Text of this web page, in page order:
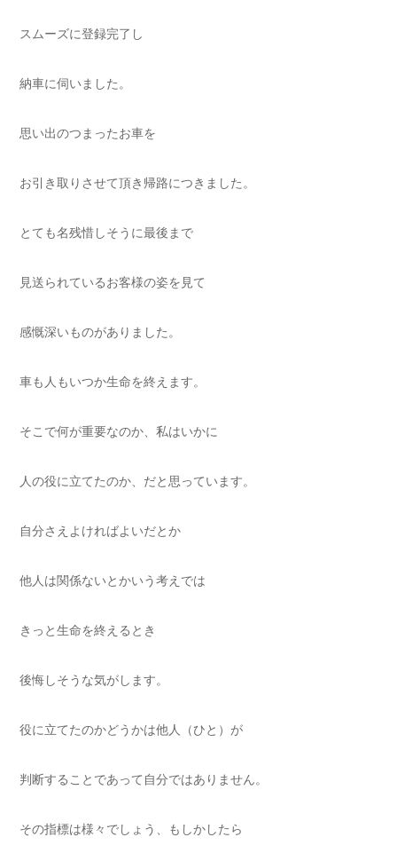
スムーズに登録完了し
納車に伺いました。
思い出のつまったお車を
お引き取りさせて頂き帰路につきました。
とても名残惜しそうに最後まで
見送られているお客様の姿を見て
感慨深いものがありました。
車も人もいつか生命を終えます。
そこで何が重要なのか、私はいかに
人の役に立てたのか、だと思っています。
自分さえよければよいだとか
他人は関係ないとかいう考えでは
きっと生命を終えるとき
後悔しそうな気がします。
役に立てたのかどうかは他人（ひと）が
判断することであって自分ではありません。
その指標は様々でしょう、もしかしたら